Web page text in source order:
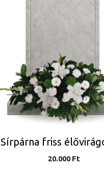
Sírpárna friss
20.000Ft